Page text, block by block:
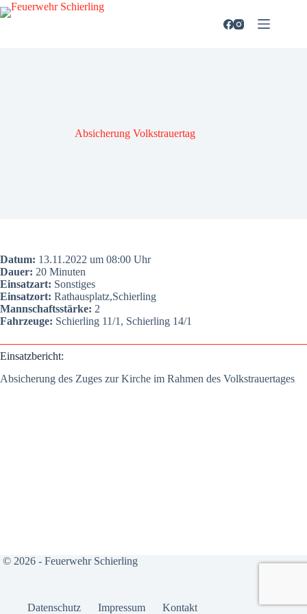
Zum
Inhalt
Absi­che­rung Volks­trau­er­tag
Datum: 13.11.2022 um 08:00 Uhr
Dau­er: 20 Minu­ten
Ein­satz­art: Sons­ti­ges
Ein­satz­ort: Rathausplatz,Schierling
Mann­schafts­stär­ke: 2
Fahr­zeu­ge: Schier­ling 11/1, Schier­ling 14/1
Ein­satz­be­richt:
Absi­che­rung des Zuges zur Kir­che im Rah­men des Volks­trau­er­ta­ges
© 2026 - Feuerwehr Schierling
Daten­schutz Impres­sum Kon­takt